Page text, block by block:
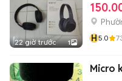
22 giờ trước 1
H5.0
Micro